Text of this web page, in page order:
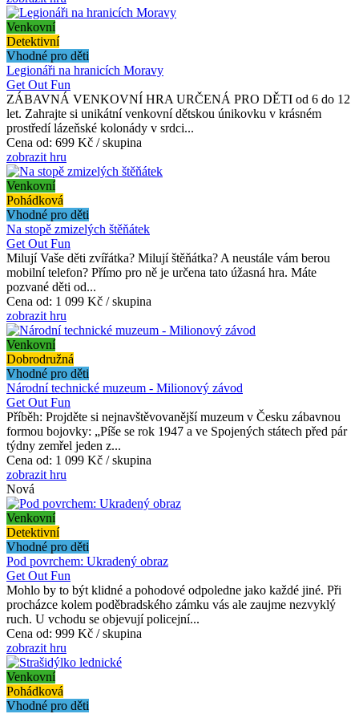
Venkovní
Detektivní
Vhodné pro děti
Legionáři na hranicích Moravy
Get Out Fun
ZÁBAVNÁ VENKOVNÍ HRA URČENÁ PRO DĚTI od 6 do 12
let. Zahrajte si unikátní venkovní dětskou únikovku v krásném
prostředí lázeňské kolonády v srdci...
Cena od: 699 Kč / skupina
zobrazit hru
Venkovní
Pohádková
Vhodné pro děti
Na stopě zmizelých štěňátek
Get Out Fun
Milují Vaše děti zvířátka? Milují štěňátka? A neustále vám berou
mobilní telefon? Přímo pro ně je určena tato úžasná hra. Máte
pozvané děti od...
Cena od: 1 099 Kč / skupina
zobrazit hru
Venkovní
Dobrodružná
Vhodné pro děti
Národní technické muzeum - Milionový závod
Get Out Fun
Příběh: Projděte si nejnavštěvovanější muzeum v Česku zábavnou
formou bojovky: „Píše se rok 1947 a ve Spojených státech před pár
týdny zemřel jeden z...
Cena od: 1 099 Kč / skupina
zobrazit hru
Nová
Venkovní
Detektivní
Vhodné pro děti
Pod povrchem: Ukradený obraz
Get Out Fun
Mohlo by to být klidné a pohodové odpoledne jako každé jiné. Při
procházce kolem poděbradského zámku vás ale zaujme nezvyklý
ruch. U vchodu se objevují policejní...
Cena od: 999 Kč / skupina
zobrazit hru
Venkovní
Pohádková
Vhodné pro děti